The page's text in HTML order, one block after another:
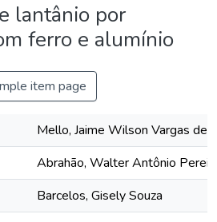
lantânio por
ferro e alumínio
item page
Mello, Jaime Wilson Vargas de
Abrahão, Walter Antônio
Barcelos, Gisely Souza